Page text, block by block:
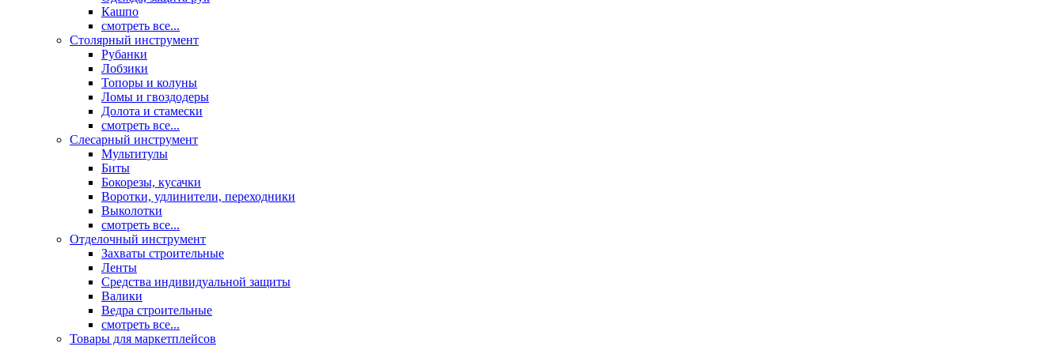
Кашпо
смотреть все...
Столярный инструмент
Рубанки
Лобзики
Топоры и колуны
Ломы и гвоздодеры
Долота и стамески
смотреть все...
Слесарный инструмент
Мультитулы
Биты
Бокорезы, кусачки
Воротки, удлинители, переходники
Выколотки
смотреть все...
Отделочный инструмент
Захваты строительные
Ленты
Средства индивидуальной защиты
Валики
Ведра строительные
смотреть все...
Товары для маркетплейсов